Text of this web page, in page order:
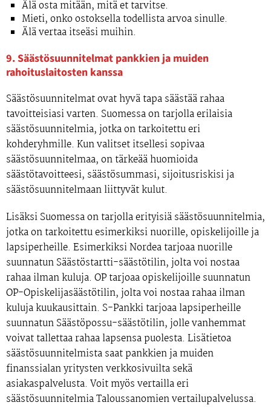
Älä osta mitään, mitä et tarvitse.
Mieti, onko ostoksella todellista arvoa sinulle.
Älä vertaa itseäsi muihin.
9. Säästösuunnitelmat pankkien ja muiden
rahoituslaitosten kanssa
Säästösuunnitelmat ovat hyvä tapa säästää rahaa
tavoitteisiasi varten. Suomessa on tarjolla erilaisia
säästösuunnitelmia, jotka on tarkoitettu eri
kohderyhmille. Kun valitset itsellesi sopivaa
säästösuunnitelmaa, on tärkeää huomioida
säästötavoitteesi, säästösummasi, sijoitusriskisi ja
säästösuunnitelmaan liittyvät kulut.
Lisäksi Suomessa on tarjolla erityisiä säästösuunnitelmia,
jotka on tarkoitettu esimerkiksi nuorille, opiskelijoille ja
lapsiperheille. Esimerkiksi Nordea tarjoaa nuorille
suunnatun Säästöstartti-säästötilin, jolta voi nostaa
rahaa ilman kuluja. OP tarjoaa opiskelijoille suunnatun
OP-Opiskelijasäästötilin, jolta voi nostaa rahaa ilman
kuluja kuukausittain. S-Pankki tarjoaa lapsiperheille
suunnatun Säästöpossu-säästötilin, jolle vanhemmat
voivat tallettaa rahaa lapsensa puolesta. Lisätietoa
säästösuunnitelmista saat pankkien ja muiden
finanssialan yritysten verkkosivuilta sekä
asiakaspalvelusta. Voit myös vertailla eri
säästösuunnitelmia Taloussanomien vertailupalvelussa.